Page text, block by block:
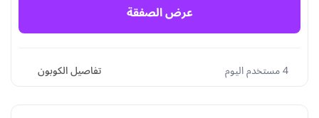
عرض الصفقة
4 مستخدم اليوم تفاصيل الكوبون